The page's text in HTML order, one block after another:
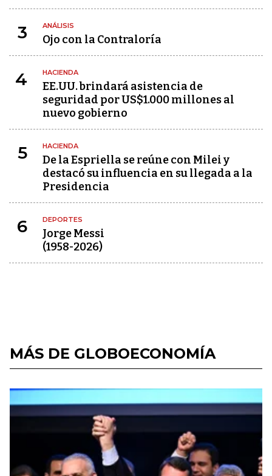
3 ANÁLISIS
Ojo con la Contraloría
4 HACIENDA
EE.UU. brindará asistencia de
seguridad por US$1.000 millones al
nuevo gobierno
5 HACIENDA
De la Espriella se reúne con Milei y
destacó su influencia en su llegada a la
Presidencia
6 DEPORTES
Jorge Messi
(1958-2026)
MÁS DE GLOBOECONOMÍA